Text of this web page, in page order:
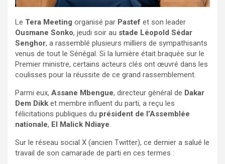
Le Tera Meeting organisé par Pastef et son leader
Ousmane Sonko, jeudi soir au stade Léopold Sédar
Senghor, a rassemblé plusieurs milliers de sympathisants
venus de tout le Sénégal. Si la lumière était braquée sur le
Premier ministre, certains acteurs clés ont œuvré dans les
coulisses pour la réussite de ce grand rassemblement.
Parmi eux, Assane Mbengue, directeur général de Dakar
Dem Dikk et membre influent du parti, a reçu les
félicitations publiques du président de l’Assemblée
nationale, El Malick Ndiaye.
Sur le réseau social X (ancien Twitter), ce dernier a salué le
travail de son camarade de parti en ces termes :